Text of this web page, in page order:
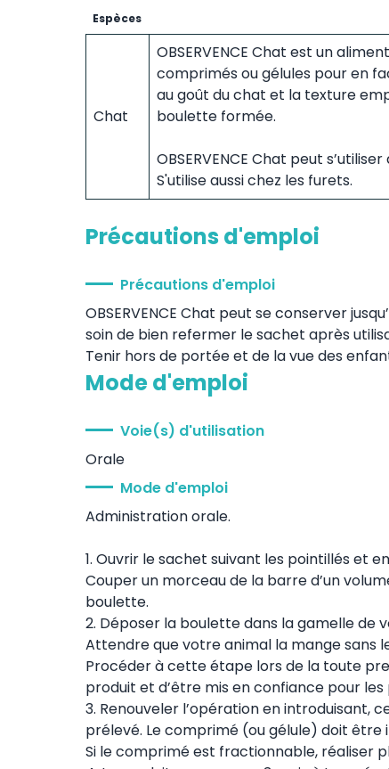
Espèces
Chat
OBSERVENCE Chat est un
comprimés ou gélules pour en
au goût du chat et la texture
boulette formée.
OBSERVENCE Chat peut
S'utilise aussi chez les furets.
Précautions d'emploi
Précautions d'emploi
OBSERVENCE Chat peut se conserver
soin de bien refermer le sachet après
Tenir hors de portée et de la vue des
Mode d'emploi
Voie(s) d'utilisation
Orale
Mode d'emploi
Administration orale.
1. Ouvrir le sachet suivant les pointillés et
Couper un morceau de la barre d’un
boulette.
2. Déposer la boulette dans la gamelle de
Attendre que votre animal la mange sans
Procéder à cette étape lors de la toute
produit et d’être mis en confiance pour
3. Renouveler l’opération en introduisant,
prélevé. Le comprimé (ou gélule) doit être
Si le comprimé est fractionnable, réaliser